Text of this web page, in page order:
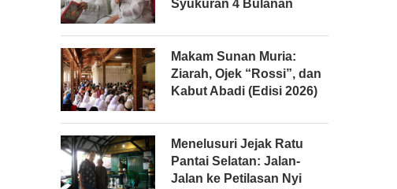
Syukuran 4 Bulanan
Makam Sunan Muria:
Ziarah, Ojek “Rossi”, dan
Kabut Abadi (Edisi 2026)
Menelusuri Jejak Ratu
Pantai Selatan: Jalan-
Jalan ke Petilasan Nyi